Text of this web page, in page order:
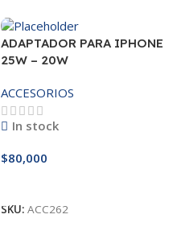
ADAPTADOR PARA IPHONE
25W – 20W
ACCESORIOS
In stock
$80,000
SKU: ACC262